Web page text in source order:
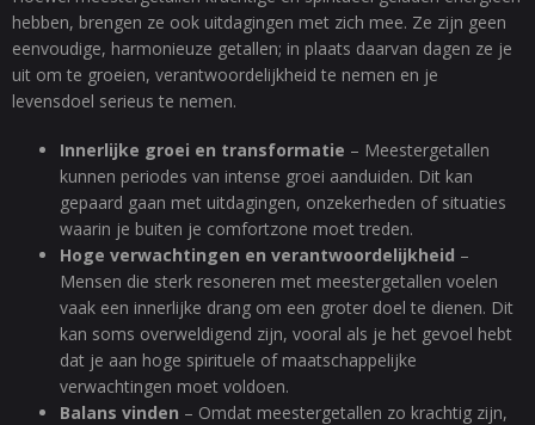
hebben, brengen ze ook uitdagingen met zich mee. Ze zijn geen
eenvoudige, harmonieuze getallen; in plaats daarvan dagen ze je
uit om te groeien, verantwoordelijkheid te nemen en je
levensdoel serieus te nemen.
Innerlijke groei en transformatie – Meestergetallen
kunnen periodes van intense groei aanduiden. Dit kan
gepaard gaan met uitdagingen, onzekerheden of situaties
waarin je buiten je comfortzone moet treden.
Hoge verwachtingen en verantwoordelijkheid –
Mensen die sterk resoneren met meestergetallen voelen
vaak een innerlijke drang om een groter doel te dienen. Dit
kan soms overweldigend zijn, vooral als je het gevoel hebt
dat je aan hoge spirituele of maatschappelijke
verwachtingen moet voldoen.
Balans vinden – Omdat meestergetallen zo krachtig zijn,